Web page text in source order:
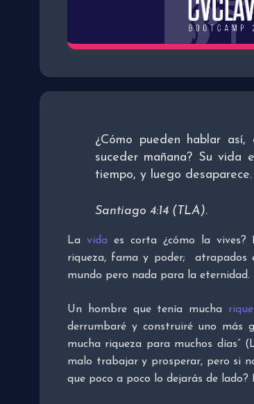
¿Cómo pueden hablar
suceder mañana? Su vida
tiempo, y luego desaparece.
Santiago 4:14 (TLA).
La vida es corta ¿cómo la vives?
riqueza, fama y poder; atrapados
mundo pero nada para la eternidad.
Un hombre que tenía mucha
derrumbaré y construiré uno más
mucha riqueza para muchos días”
malo trabajar y prosperar, pero si
que poco a poco lo dejarás de